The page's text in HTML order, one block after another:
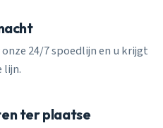
24/7 spoedlijn en u krijgt
lijn.
ter plaatse